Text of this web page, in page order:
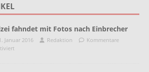
fahndet mit Fotos nach Einbrecher
Januar 2016 Redaktion
Kommentare